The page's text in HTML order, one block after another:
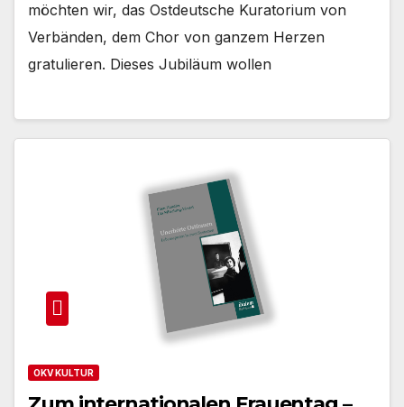
möchten wir, das Ostdeutsche Kuratorium von
Verbänden, dem Chor von ganzem Herzen
gratulieren. Dieses Jubiläum wollen
OKV KULTUR